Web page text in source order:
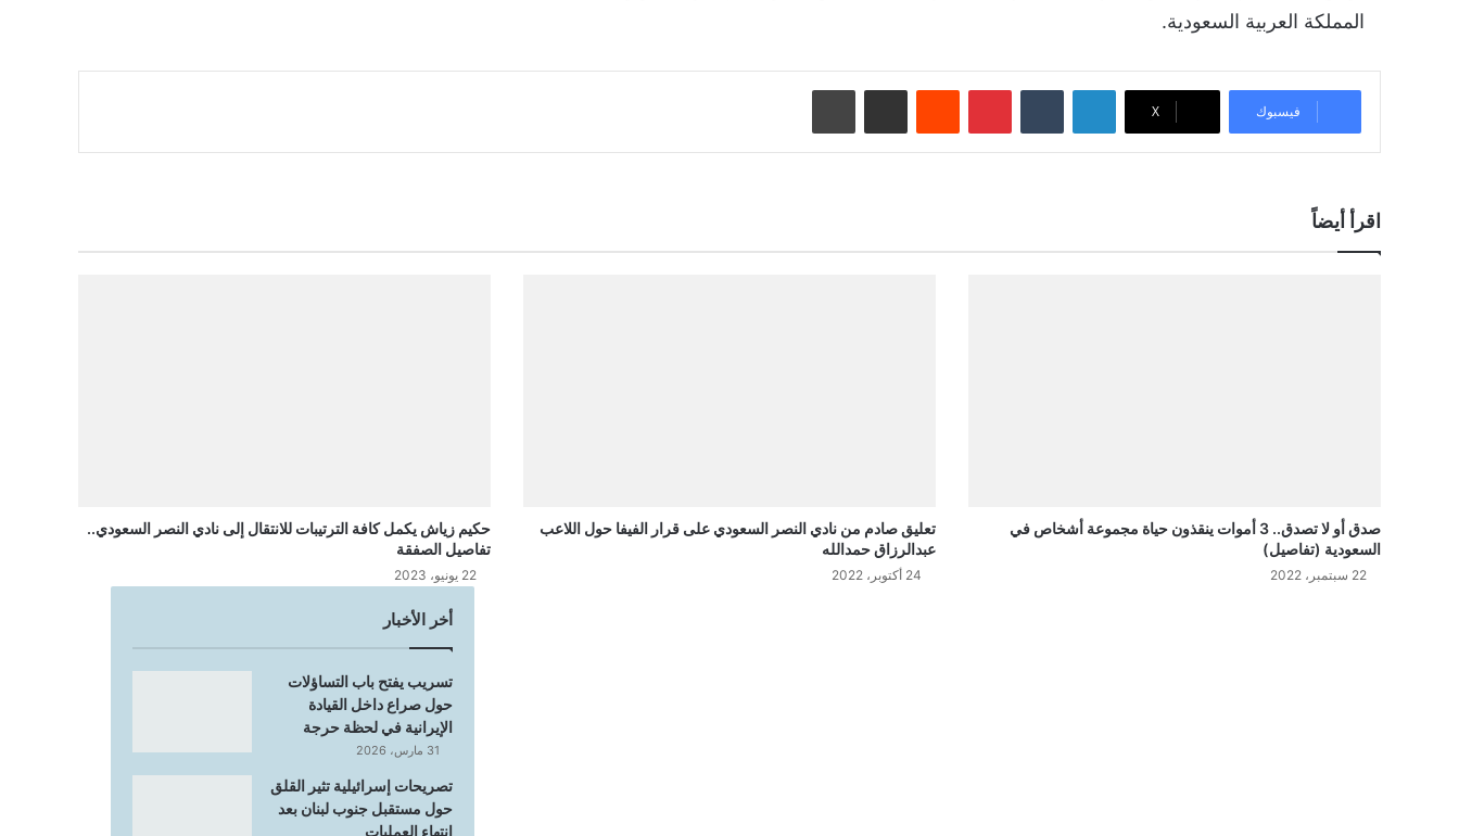
المملكة العربية السعودية.
فيسبوك ‫X
لينكدإن بينتيريست
اقرأ أيضاً
صدق أو لا تصدق.. 3 أموات ينقذون حياة مجموعة أشخاص في
السعودية (تفاصيل)
22 سبتمبر، 2022
تعليق صادم من نادي النصر السعودي على قرار الفيفا حول اللاعب
عبدالرزاق حمدالله
24 أكتوبر، 2022
حكيم زياش يكمل كافة الترتيبات للانتقال إلى نادي النصر السعودي..
تفاصيل الصفقة
22 يونيو، 2023
أخر الأخبار
تسريب يفتح باب التساؤلات
حول صراع داخل القيادة
الإيرانية في لحظة حرجة
31 مارس، 2026
تصريحات إسرائيلية تثير القلق
حول مستقبل جنوب لبنان بعد
انتهاء العمليات